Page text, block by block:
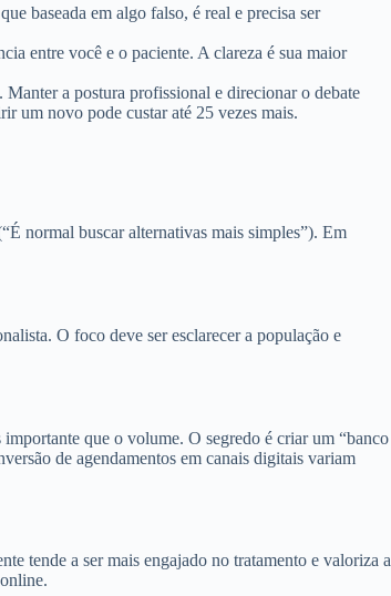
baseada em algo falso, é real e precisa ser
entre você e o paciente. A clareza é sua maior
a postura profissional e direcionar o debate
um novo pode custar até 25 vezes mais.
normal buscar alternativas mais simples”). Em
O foco deve ser esclarecer a população e
que o volume. O segredo é criar um “banco
de agendamentos em canais digitais variam
tende a ser mais engajado no tratamento e valoriza a